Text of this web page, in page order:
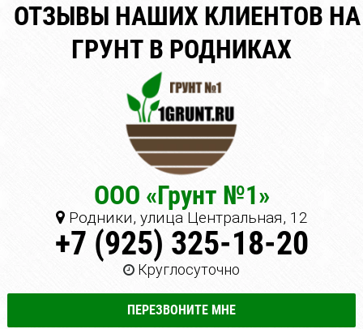
ОТЗЫВЫ НАШИХ КЛИЕНТОВ НА
ГРУНТ В РОДНИКАХ
ООО «Грунт №1»
Родники, улица Центральная, 12
+7 (925) 325-18-20
Круглосуточно
ПЕРЕЗВОНИТЕ МНЕ